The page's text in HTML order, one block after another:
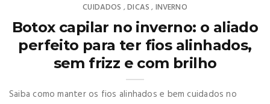
CUIDADOS ,DICAS , INVERNO
Botox capilar no inverno: o aliado
perfeito para ter fios alinhados,
sem frizz e com brilho
Saiba como manter os fios alinhados e bem cuidados no